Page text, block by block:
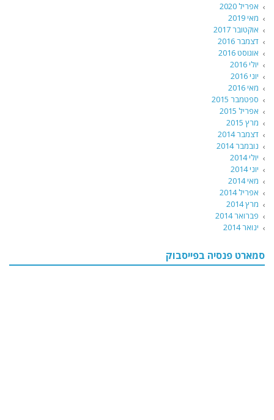
אפריל 2020
מאי 2019
אוקטובר 2017
דצמבר 2016
אוגוסט 2016
יולי 2016
יוני 2016
מאי 2016
ספטמבר 2015
אפריל 2015
מרץ 2015
דצמבר 2014
נובמבר 2014
יולי 2014
יוני 2014
מאי 2014
אפריל 2014
מרץ 2014
פברואר 2014
ינואר 2014
סמארט פנסיה בפייסבוק